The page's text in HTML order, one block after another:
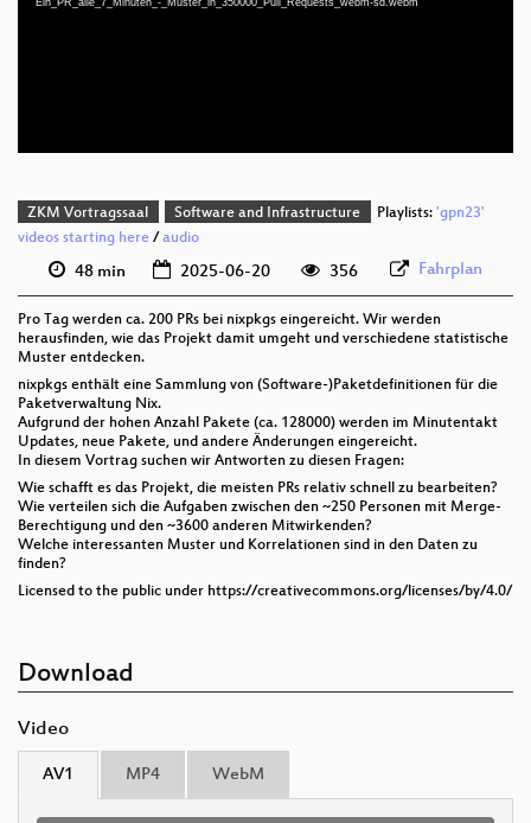
ZKM Vortragssaal Software and Infrastructure Playlists: 'gpn23'
videos starting here / audio
48 min 2025-06-20 356 Fahrplan
Pro Tag werden ca. 200 PRs bei nixpkgs eingereicht. Wir werden
herausfinden, wie das Projekt damit umgeht und verschiedene statistische
Muster entdecken.
nixpkgs enthält eine Sammlung von (Software-)Paketdefinitionen für die
Paketverwaltung Nix.
Aufgrund der hohen Anzahl Pakete (ca. 128000) werden im Minutentakt
Updates, neue Pakete, und andere Änderungen eingereicht.
In diesem Vortrag suchen wir Antworten zu diesen Fragen:
Wie schafft es das Projekt, die meisten PRs relativ schnell zu bearbeiten?
Wie verteilen sich die Aufgaben zwischen den ~250 Personen mit Merge-
Berechtigung und den ~3600 anderen Mitwirkenden?
Welche interessanten Muster und Kor­re­la­ti­onen sind in den Daten zu
finden?
Licensed to the public under https://creativecommons.org/licenses/by/4.0/
Download
Video
AV1 MP4 WebM